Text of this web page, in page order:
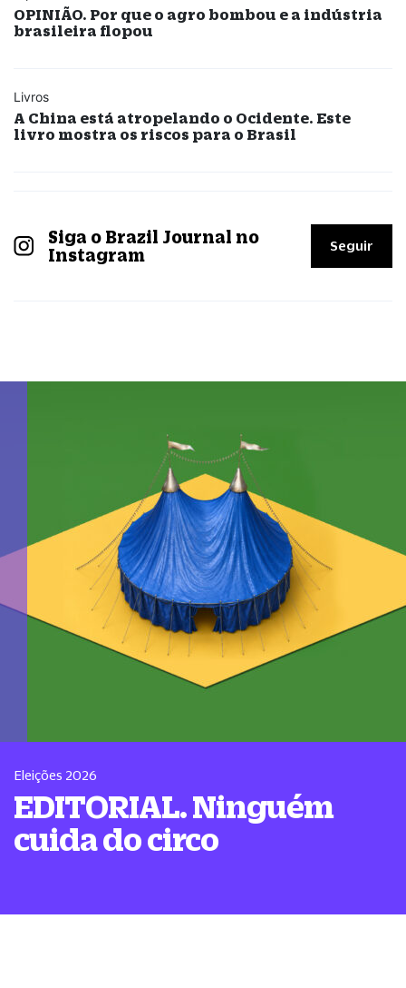
OPINIÃO. Por que o agro bombou e a indústria
brasileira flopou
Livros
A China está atropelando o Ocidente. Este
livro mostra os riscos para o Brasil
Siga o Brazil Journal no
Instagram
Seguir
Eleições 2026
EDITORIAL. Ninguém
cuida do circo